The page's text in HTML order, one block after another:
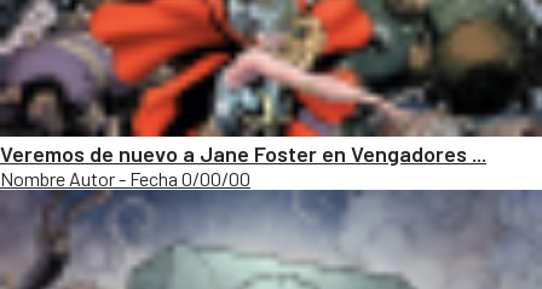
Veremos de nuevo a Jane Foster en Vengadores ...
Nombre Autor - Fecha 0/00/00